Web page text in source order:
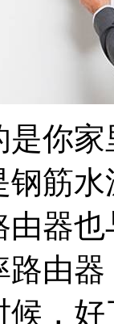
你
筋
由器
由
，